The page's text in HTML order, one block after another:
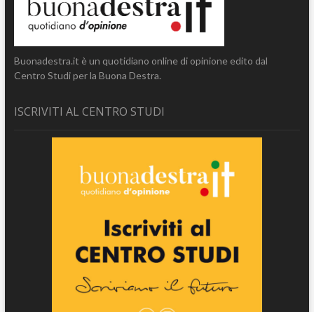
Buonadestra.it è un quotidiano online di opinione edito dal
Centro Studi per la Buona Destra.
ISCRIVITI AL CENTRO STUDI